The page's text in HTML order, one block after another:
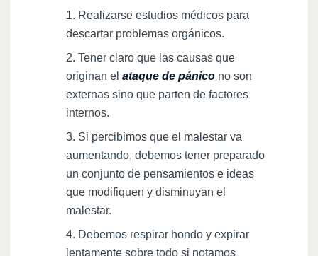
Realizarse estudios médicos para
descartar problemas orgánicos.
Tener claro que las causas que
originan el ataque de pánicono son
externas sino que parten de factores
internos.
Si percibimos que el malestar va
aumentando, debemos tener preparado
un conjunto de pensamientos e ideas
que modifiquen y disminuyan el
malestar.
Debemos respirar hondo y expirar
lentamente sobre todo si notamos